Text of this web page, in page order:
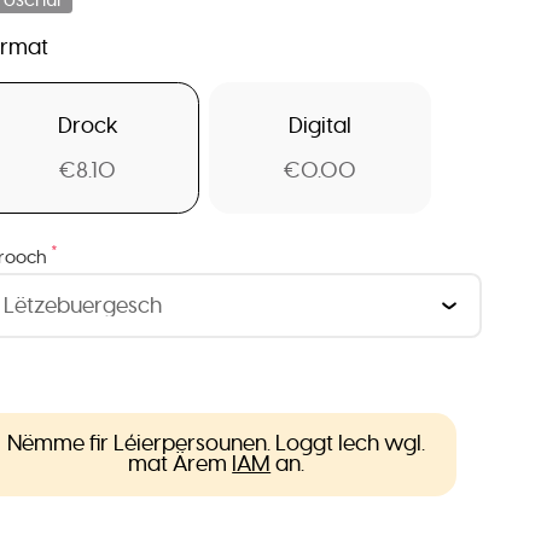
Drock
€8.10
Digital
€0.00
*
Nëmme fir Léierpersounen. Loggt Iech wgl.
mat Ärem IAM an.